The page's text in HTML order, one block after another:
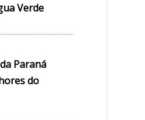
Verde
Paraná
do